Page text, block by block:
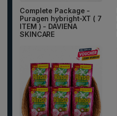
Complete Package -
Puragen hybright-XT ( 7
ITEM ) - DAVIENA
SKINCARE